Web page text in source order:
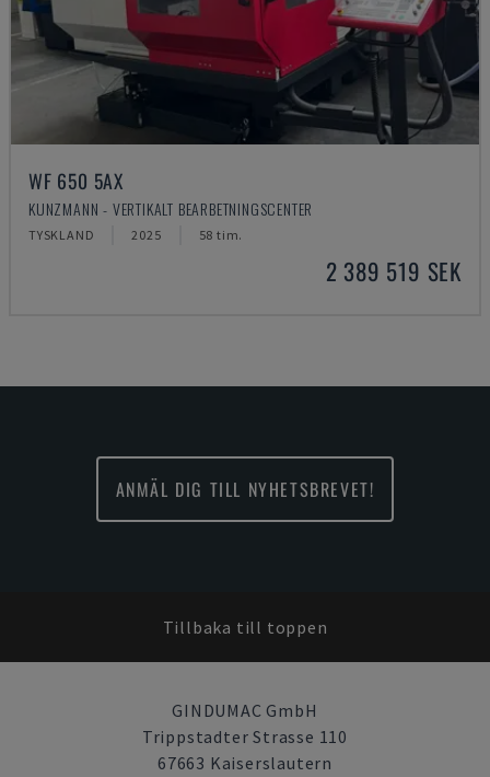
WF 650 5AX
KUNZMANN - VERTIKALT BEARBETNINGSCENTER
TYSKLAND 2025 58 tim.
2 389 519 SEK
ANMÄL DIG TILL NYHETSBREVET!
Tillbaka till toppen
GINDUMAC GmbH
Trippstadter Strasse 110
67663 Kaiserslautern